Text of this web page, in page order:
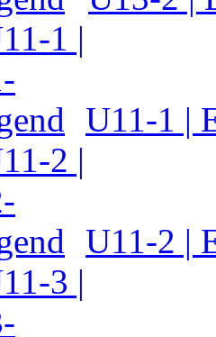
U11-1 |
U11-2 |